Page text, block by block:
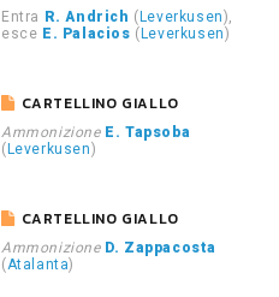
Entra R. Andrich ( Leverkusen),
esce E. Palacios ( Leverkusen)
CARTELLINO GIALLO
Ammonizione E. Tapsoba
( Leverkusen)
CARTELLINO GIALLO
Ammonizione D. Zappacosta
(Atalanta)